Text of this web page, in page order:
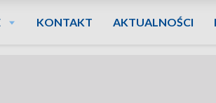
KONTAKT AKTUALNOŚCI